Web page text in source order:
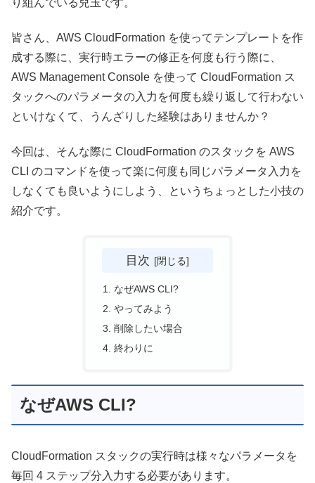
皆さん、AWS CloudFormation を使ってテンプレートを作
成する際に、実行時エラーの修正を何度も行う際に、
AWS Management Console を使って CloudFormation ス
タックへのパラメータの入力を何度も繰り返して行わない
といけなくて、うんざりした経験はありませんか？
今回は、そんな際に CloudFormation のスタックを AWS
CLI のコマンドを使って楽に何度も同じパラメータ入力を
しなくても良いようにしよう、というちょっとした小技の
紹介です。
目次
なぜAWS CLI?
やってみよう
削除したい場合
終わりに
なぜAWS CLI?
CloudFormation スタックの実行時は様々なパラメータを
毎回 4 ステップ分入力する必要があります。